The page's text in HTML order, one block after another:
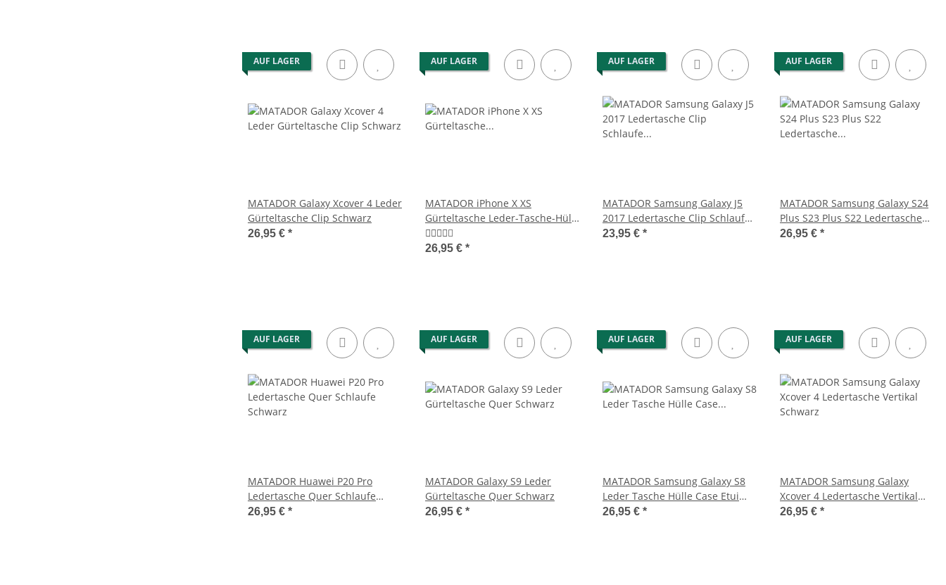
AUF LAGER
MATADOR Galaxy Xcover 4 Leder
Gürteltasche Clip Schwarz
26,95 € *
AUF LAGER
MATADOR iPhone X XS
Gürteltasche Leder-Tasche-Hülle
Hellbraun
26,95 € *
AUF LAGER
MATADOR Samsung Galaxy J5
2017 Ledertasche Clip Schlaufe
Braun
23,95 € *
AUF LAGER
MATADOR Samsung Galaxy S24
Plus S23 Plus S22 Ledertasche
Braun
26,95 € *
AUF LAGER
MATADOR Huawei P20 Pro
Ledertasche Quer Schlaufe
Schwarz
26,95 € *
AUF LAGER
MATADOR Galaxy S9 Leder
Gürteltasche Quer Schwarz
26,95 € *
AUF LAGER
MATADOR Samsung Galaxy S8
Leder Tasche Hülle Case Etui
Schwarz
26,95 € *
AUF LAGER
MATADOR Samsung Galaxy
Xcover 4 Ledertasche Vertikal
Schwarz
26,95 € *